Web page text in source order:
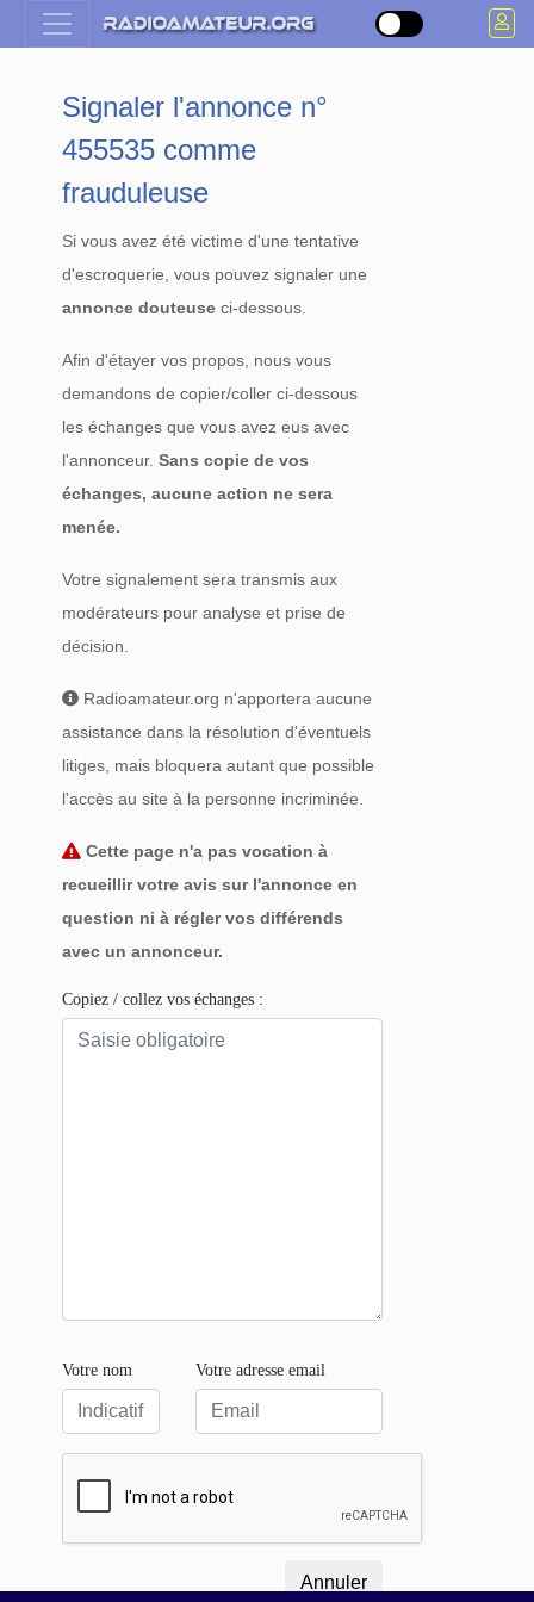
Signaler l'annonce n°
455535 comme
frauduleuse
Si vous avez été victime d'une tentative
d'escroquerie, vous pouvez signaler une
annonce douteuse ci-dessous.
Afin d'étayer vos propos, nous vous
demandons de copier/coller ci-dessous
les échanges que vous avez eus avec
l'annonceur.Sans copie de vos
échanges, aucune action ne sera
menée.
Votre signalement sera transmis aux
modérateurs pour analyse et prise de
décision.
Radioamateur.org n'apportera aucune
assistance dans la résolution d'éventuels
litiges, mais bloquera autant que possible
l'accès au site à la personne incriminée.
Cette page n'a pas vocation à
recueillir votre avis sur l'annonce en
question ni à régler vos différends
avec un annonceur.
Copiez / collez vos échanges :
Votre nom Votre adresse email